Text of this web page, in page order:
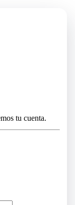
tu cuenta.